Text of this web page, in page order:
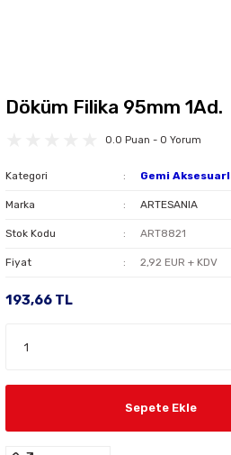
Döküm Filika 95mm 1Ad.
0.0 Puan - 0 Yorum
Kategori Gemi
Marka ARTESANIA
Stok Kodu ART8821
Fiyat 2,92 EUR + KDV
193,66 TL
Sepete Ekle